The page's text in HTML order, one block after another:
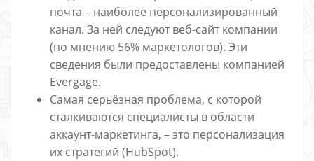
почта – наиболее персонализированный
канал. За ней следуют веб-сайт компании
(по мнению 56% маркетологов). Эти
сведения были предоставлены компанией
Evergage.
Самая серьёзная проблема, с которой
сталкиваются специалисты в области
аккаунт-маркетинга, – это персонализация
их стратегий (HubSpot).